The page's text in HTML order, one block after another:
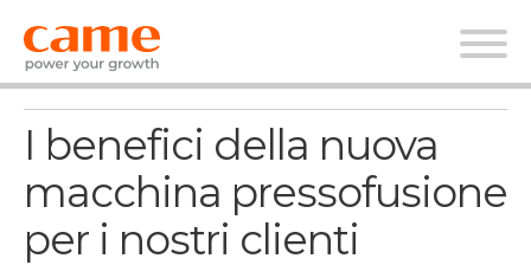
News
I benefici della nuova
macchina pressofusione
per i nostri clienti